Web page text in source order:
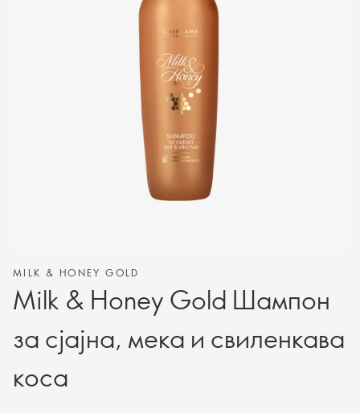
MILK & HONEY GOLD
Milk & Honey Gold Шампон
за сјајна, мека и свиленкава
коса